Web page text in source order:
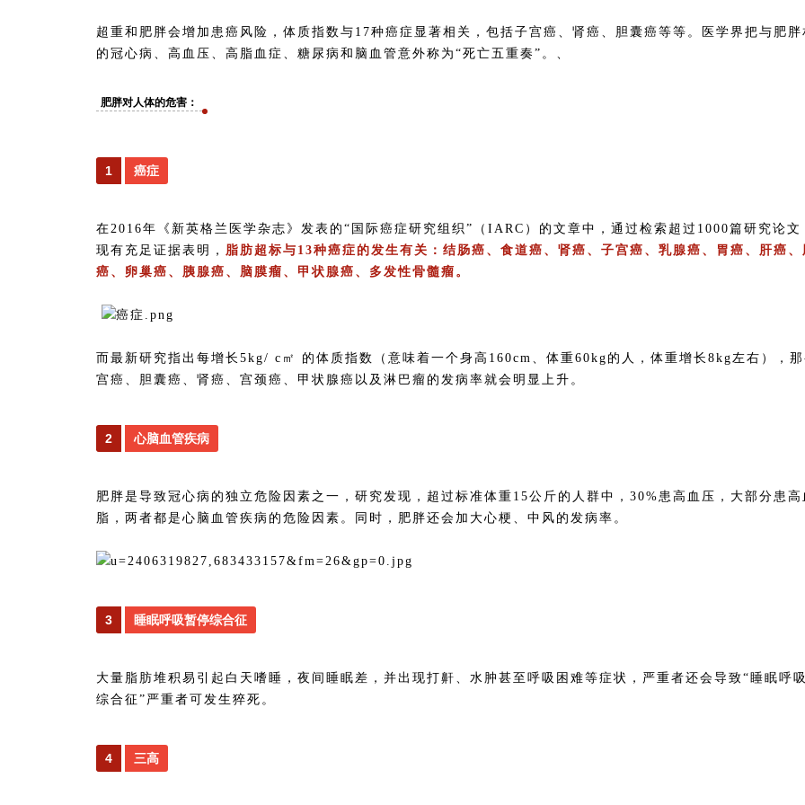
超重和肥胖会增加患癌风险，体质指数与17种癌症显著相关，包括子宫癌、肾癌、胆囊癌等等。医学界把与肥胖
的冠心病、高血压、高脂血症、糖尿病和脑血管意外称为“死亡五重奏”。、
肥胖对人体的危害：
1 癌症
在2016年《新英格兰医学杂志》发表的“国际癌症研究组织”（IARC）的文章中，通过检索超过1000篇研究论文
现有充足证据表明， 脂肪超标与13种癌症的发生有关：结肠癌、食道癌、肾癌、子宫癌、乳腺癌、胃癌、肝癌、
癌、卵巢癌、胰腺癌、脑膜瘤、甲状腺癌、多发性骨髓瘤。
而最新研究指出每增长5kg/ c㎡ 的体质指数（意味着一个身高160cm、体重60kg的人，体重增长8kg左右），那
宫癌、胆囊癌、肾癌、宫颈癌、甲状腺癌以及淋巴瘤的发病率就会明显上升。
2 心脑血管疾病
肥胖是导致冠心病的独立危险因素之一，研究发现，超过标准体重15公斤的人群中，30%患高血压，大部分患高
脂，两者都是心脑血管疾病的危险因素。同时，肥胖还会加大心梗、中风的发病率。
3 睡眠呼吸暂停综合征
大量脂肪堆积易引起白天嗜睡，夜间睡眠差，并出现打鼾、水肿甚至呼吸困难等症状，严重者还会导致“睡眠呼
综合征”严重者可发生猝死。
4 三高